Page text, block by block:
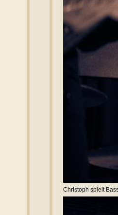
Christoph spielt